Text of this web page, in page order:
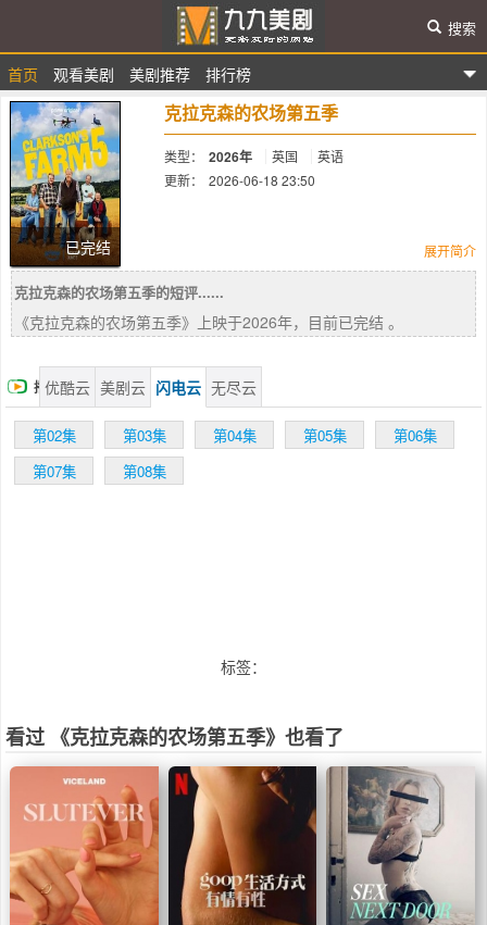
九九美剧
首页 观看美剧 美剧推荐 排行榜
搜索
已完结
克拉克森的农场第五季
类型： 2026年 英国
英语
更新：
2026-06-18 23:50
亚马逊续订《克拉克森的农场》第五季。
展开简介
克拉克森的农场第五季的短评......
《克拉克森的农场第五季》上映于2026年，目前已完结 。
播优酷云 美剧云 闪电云 无尽云
第02集 第03集 第04集 第05集
第06集
第07集
第08集
标签：
看过 《克拉克森的农场第五季》也看了